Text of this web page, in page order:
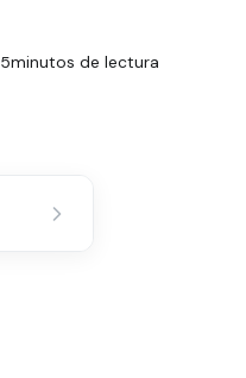
5minutos de lectura